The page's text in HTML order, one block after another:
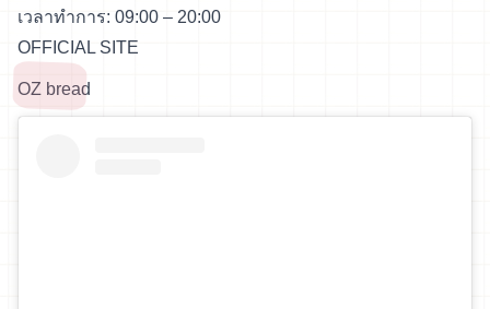
เวลาทำการ: 09:00 – 20:00
OFFICIAL SITE
OZ bread